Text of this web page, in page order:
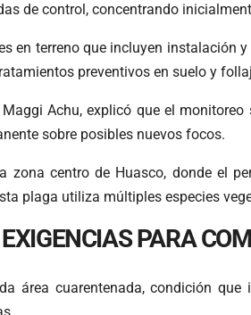
de control, concentrando
en terreno que incluyen
preventivos en suelo y
Achu, explicó que el
sobre posibles nuevos focos.
zona centro de Huasco, donde el
plaga utiliza múltiples especies
PARA
área cuarentenada, condición